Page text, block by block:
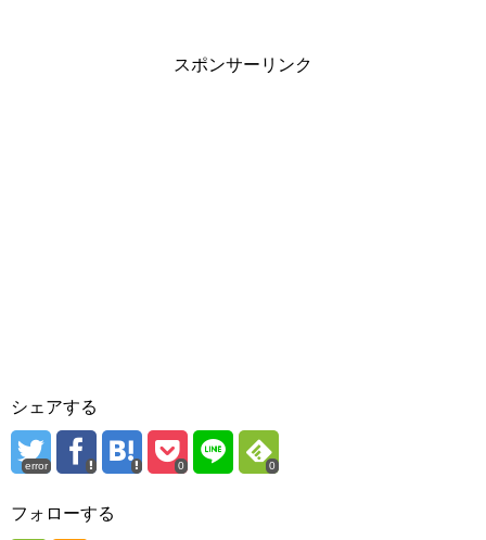
スポンサーリンク
シェアする
error 0 0
フォローする